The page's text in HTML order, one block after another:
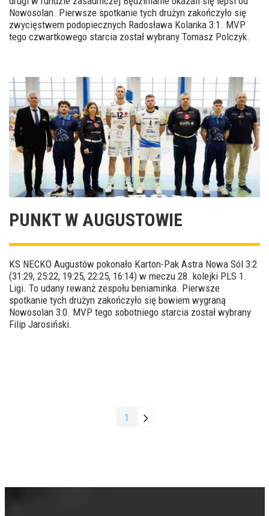
Nowosolan. Pierwsze spotkanie tych drużyn zakończyło się
zwycięstwem podopiecznych Radosława Kolanka 3:1. MVP
tego czwartkowego starcia został wybrany Tomasz Polczyk.
PUNKT W AUGUSTOWIE
KS NECKO Augustów pokonało Karton-Pak Astra Nowa Sól 3:2
(31:29, 25:22, 19:25, 22:25, 16:14) w meczu 28. kolejki PLS 1.
Ligi. To udany rewanż zespołu beniaminka. Pierwsze
spotkanie tych drużyn zakończyło się bowiem wygraną
Nowosolan 3:0. MVP tego sobotniego starcia został wybrany
Filip Jarosiński.
1